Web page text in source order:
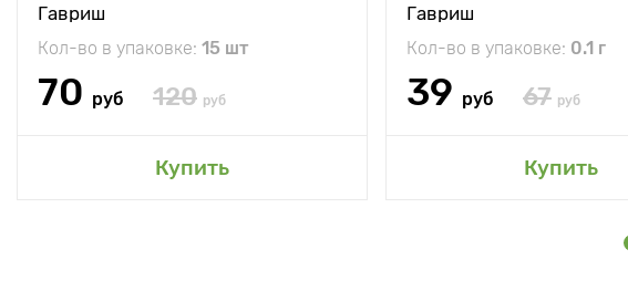
Гавриш
Кол-во в упаковке: 15 шт
70 руб 120 руб
Купить
Гавриш
Кол-во в упаковке: 0.1 г
39 руб 67 руб
Купить